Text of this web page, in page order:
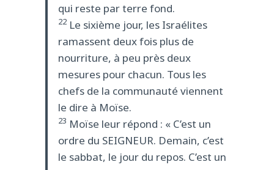
qui reste par terre fond.
22Le sixième jour, les Israélites
ramassent deux fois plus de
nourriture, à peu près deux
mesures pour chacun. Tous les
chefs de la communauté viennent
le dire à Moïse.
23 Moïse leur répond : « C’est un
ordre du SEIGNEUR. Demain, c’est
le sabbat, le jour du repos. C’est un